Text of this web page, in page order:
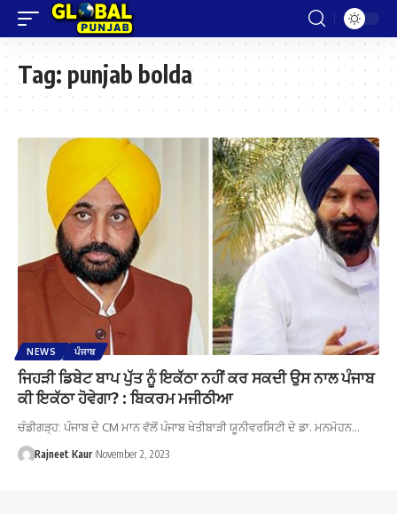
Tag: punjab bolda
NEWS ਪੰਜਾਬ
ਜਿਹੜੀ ਡਿਬੇਟ ਬਾਪ ਪੁੱਤ ਨੂੰ ਇਕੱਠਾ ਨਹੀਂ ਕਰ ਸਕਦੀ ਉਸ ਨਾਲ ਪੰਜਾਬ
ਕੀ ਇਕੱਠਾ ਹੋਵੇਗਾ? : ਬਿਕਰਮ ਮਜੀਠੀਆ
ਚੰਡੀਗੜ੍ਹ: ਪੰਜਾਬ ਦੇ CM ਮਾਨ ਵੱਲੋਂ ਪੰਜਾਬ ਖੇਤੀਬਾੜੀ ਯੂਨੀਵਰਸਿਟੀ ਦੇ ਡਾ. ਮਨਮੋਹਨ…
Rajneet Kaur November 2, 2023